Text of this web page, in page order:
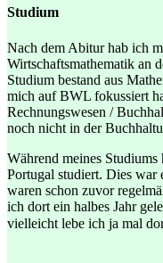
Studium
Nach dem Abitur hab ich
Wirtschaftsmathematik an
Studium bestand aus
mich auf BWL fokussiert
Rechnungswesen /
noch nicht in der
Während meines Studiums
Portugal studiert. Dies war
waren schon zuvor
ich dort ein halbes Jahr
vielleicht lebe ich ja mal